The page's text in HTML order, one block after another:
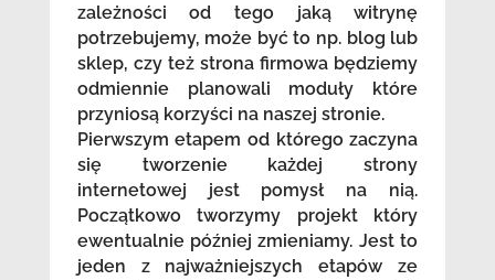
zależności od tego jaką witrynę
potrzebujemy, może być to np. blog lub
sklep, czy też strona firmowa będziemy
odmiennie planowali moduły które
przyniosą korzyści na naszej stronie.
Pierwszym etapem od którego zaczyna
się tworzenie każdej strony
internetowej jest pomysł na nią.
Początkowo tworzymy projekt który
ewentualnie później zmieniamy. Jest to
jeden z najważniejszych etapów ze